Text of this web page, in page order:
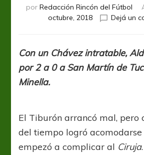
por Redacción Rincón del Fútbol
octubre, 2018
Dejá un
Con un Chávez intratable,
por 2 a 0 a San Martín de
Minella.
El Tiburón arrancó mal, pero
del tiempo logró
empezó a complicar al Ciruja